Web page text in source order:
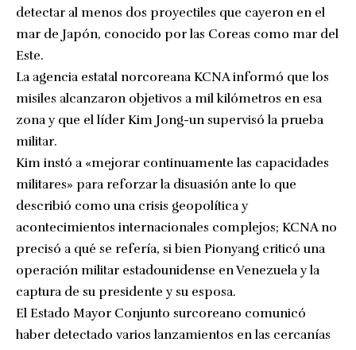
detectar al menos dos proyectiles que cayeron en el
mar de Japón, conocido por las Coreas como mar del
Este.
La agencia estatal norcoreana KCNA informó que los
misiles alcanzaron objetivos a mil kilómetros en esa
zona y que el líder Kim Jong-un supervisó la prueba
militar.
Kim instó a «mejorar continuamente las capacidades
militares» para reforzar la disuasión ante lo que
describió como una crisis geopolítica y
acontecimientos internacionales complejos; KCNA no
precisó a qué se refería, si bien Pionyang criticó una
operación militar estadounidense en Venezuela y la
captura de su presidente y su esposa.
El Estado Mayor Conjunto surcoreano comunicó
haber detectado varios lanzamientos en las cercanías